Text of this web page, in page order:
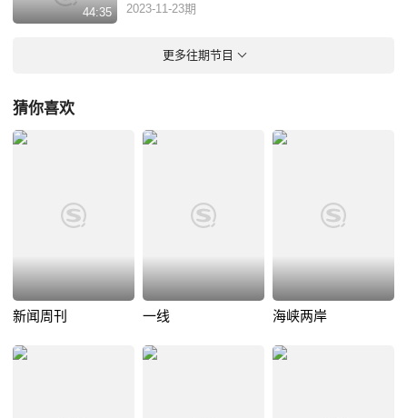
44:35 2023-11-23期
更多往期节目
猜你喜欢
新闻周刊 一线 海峡两岸